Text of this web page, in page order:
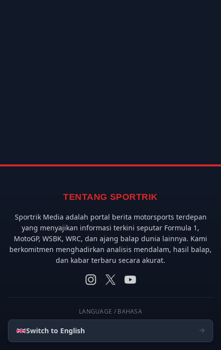
TENTANG SPORTRIK
Sportrik Media adalah portal berita motorsports terdepan
yang menyajikan informasi terkini seputar Formula 1,
MotoGP, WSBK, WRC, dan ajang balap dunia lainnya. Kami
berkomitmen menghadirkan analisis mendalam, hasil balap,
dan kabar terbaru secara akurat.
LANGUAGE / BAHASA
Switch to English